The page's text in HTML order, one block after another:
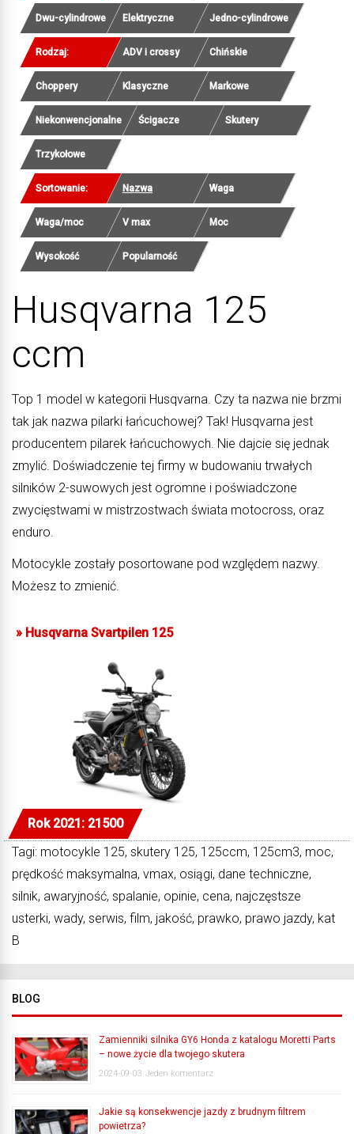
Dwu-cylindrowe Elektryczne Jedno-cylindrowe
Rodzaj: ADV i crossy Chińskie
Choppery Klasyczne Markowe
Niekonwencjonalne Ścigacze Skutery
Trzykołowe
Sortowanie: Nazwa Waga
Waga/moc V max Moc
Wysokość Popularność
Husqvarna 125
ccm
Top 1 model w kategorii Husqvarna. Czy ta nazwa nie brzmi
tak jak nazwa pilarki łańcuchowej? Tak! Husqvarna jest
producentem pilarek łańcuchowych. Nie dajcie się jednak
zmylić. Doświadczenie tej firmy w budowaniu trwałych
silników 2-suwowych jest ogromne i poświadczone
zwycięstwami w mistrzostwach świata motocross, oraz
enduro.
Motocykle zostały posortowane pod względem nazwy.
Możesz to zmienić.
» Husqvarna Svartpilen 125
Rok 2021: 21500
Tagi: motocykle 125, skutery 125, 125ccm, 125cm3, moc,
prędkość maksymalna, vmax, osiągi, dane techniczne,
silnik, awaryjność, spalanie, opinie, cena, najczęstsze
usterki, wady, serwis, film, jakość, prawko, prawo jazdy, kat
B
BLOG
Zamienniki silnika GY6 Honda z katalogu Moretti Parts
– nowe życie dla twojego skutera
2024-09-03 Jeden komentarz
Jakie są konsekwencje jazdy z brudnym filtrem
powietrza?